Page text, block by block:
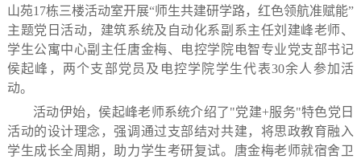
山苑17栋三楼活动室开展“师生共建研学路，红色领航准赋能”
主题党日活动，建筑系统及自动化系副系主任刘建峰老师、
学生公寓中心副主任唐金梅、电控学院电智专业党支部书记
侯起峰，两个支部党员及电控学院学生代表30余人参加活
动。
活动伊始，侯起峰老师系统介绍了"党建+服务"特色党日
活动的设计理念，强调通过支部结对共建，将思政教育融入
学生成长全周期，助力学生考研复试。唐金梅老师就宿舍卫